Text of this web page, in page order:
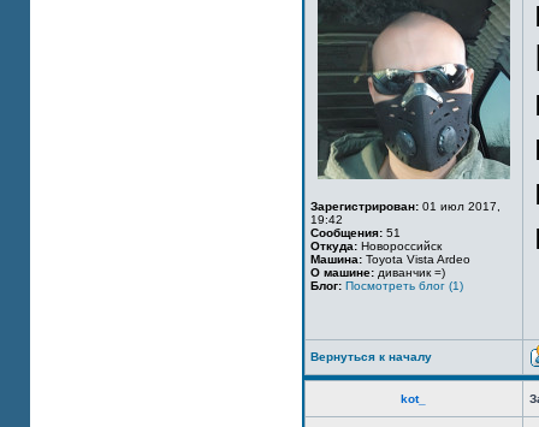
Зарегистрирован: 01 июл 2017,
19:42
Сообщения: 51
Откуда: Новороссийск
Машина: Toyota Vista Ardeo
О машине: диванчик =)
Блог: Посмотреть блог (1)
Вернуться к началу
kot_